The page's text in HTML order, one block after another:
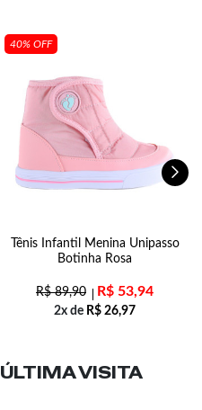
40% OFF
Tênis Infantil Menina Unipasso
Botinha Rosa
R$89,90 R$ 53,94
2x de R$ 26,97
ÚLTIMA VISITA